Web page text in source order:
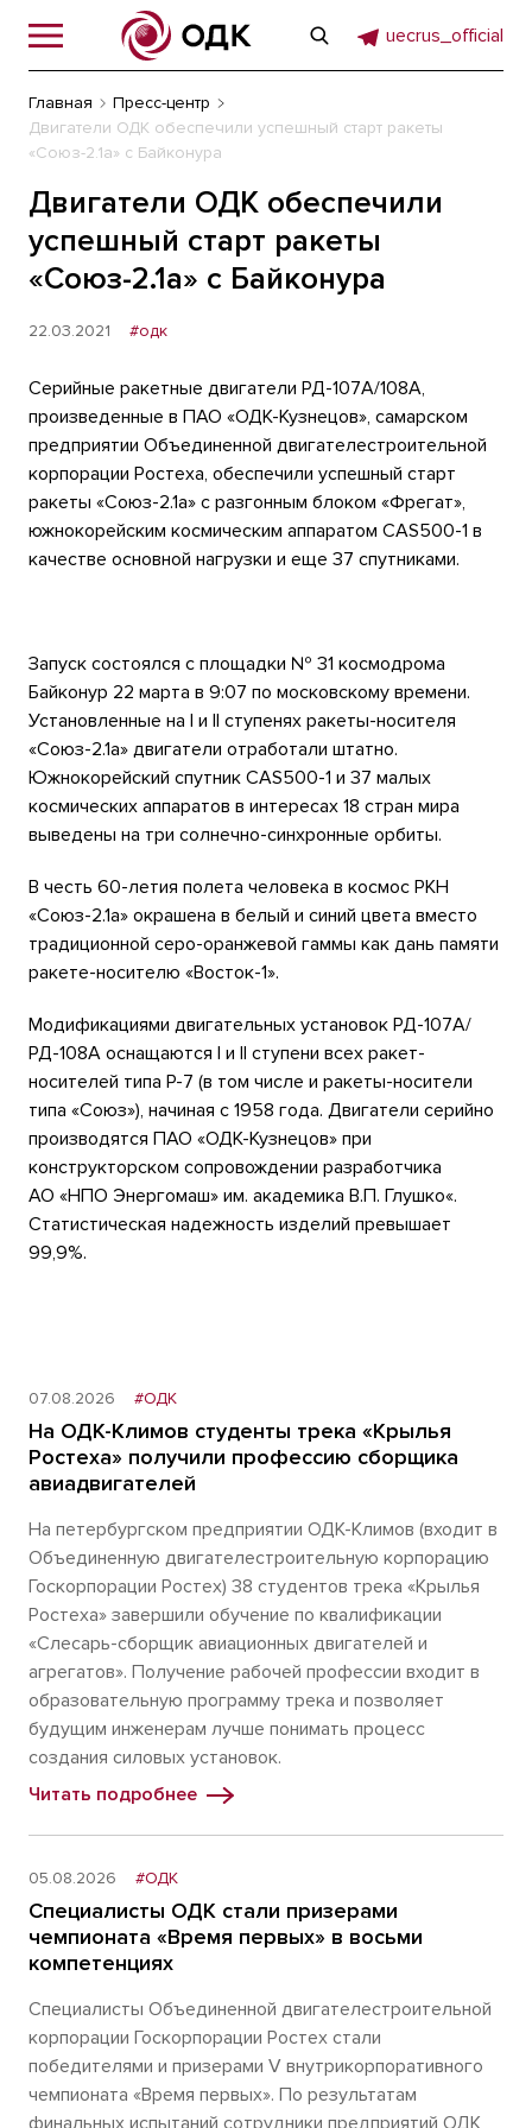
uecrus_official
Главная
Пресс-центр
Двигатели ОДК обеспечили успешный старт ракеты
«Союз-2.1а» с Байконура
Двигатели ОДК обеспечили
успешный старт ракеты
«Союз-2.1а» с Байконура
22.03.2021 #одк
Серийные ракетные двигатели РД-107А/108А,
произведенные в ПАО «ОДК-Кузнецов», самарском
предприятии Объединенной двигателестроительной
корпорации Ростеха, обеспечили успешный старт
ракеты «Союз-2.1а» с разгонным блоком «Фрегат»,
южнокорейским космическим аппаратом CAS500-1 в
качестве основной нагрузки и еще 37 спутниками.
Запуск состоялся с площадки № 31 космодрома
Байконур 22 марта в 9:07 по московскому времени.
Установленные на I и II ступенях ракеты-носителя
«Союз-2.1а» двигатели отработали штатно.
Южнокорейский спутник CAS500-1 и 37 малых
космических аппаратов в интересах 18 стран мира
выведены на три солнечно-синхронные орбиты.
В честь 60-летия полета человека в космос РКН
«Союз-2.1а» окрашена в белый и синий цвета вместо
традиционной серо-оранжевой гаммы как дань памяти
ракете-носителю «Восток-1».
Модификациями двигательных установок РД-107А/
РД-108А оснащаются I и II ступени всех ракет-
носителей типа Р-7 (в том числе и ракеты-носители
типа «Союз»), начиная с 1958 года. Двигатели серийно
производятся ПАО «ОДК-Кузнецов» при
конструкторском сопровождении разработчика
АО «НПО Энергомаш» им. академика В.П. Глушко«.
Статистическая надежность изделий превышает
99,9%.
07.08.2026 #ОДК
На ОДК-Климов студенты трека «Крылья
Ростеха» получили профессию сборщика
авиадвигателей
На петербургском предприятии ОДК-Климов (входит в
Объединенную двигателестроительную корпорацию
Госкорпорации Ростех) 38 студентов трека «Крылья
Ростеха» завершили обучение по квалификации
«Слесарь-сборщик авиационных двигателей и
агрегатов». Получение рабочей профессии входит в
образовательную программу трека и позволяет
будущим инженерам лучше понимать процесс
создания силовых установок.
Читать подробнее
05.08.2026 #ОДК
Специалисты ОДК стали призерами
чемпионата «Время первых» в восьми
компетенциях
Специалисты Объединенной двигателестроительной
корпорации Госкорпорации Ростех стали
победителями и призерами V внутрикорпоративного
чемпионата «Время первых». По результатам
финальных испытаний сотрудники предприятий ОДК